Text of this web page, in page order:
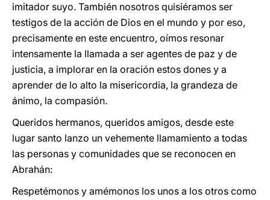
imitador suyo. También nosotros quisiéramos ser
testigos de la acción de Dios en el mundo y por eso,
precisamente en este encuentro, oímos resonar
intensamente la llamada a ser agentes de paz y de
justicia, a implorar en la oración estos dones y a
aprender de lo alto la misericordia, la grandeza de
ánimo, la compasión.
Queridos hermanos, queridos amigos, desde este
lugar santo lanzo un vehemente llamamiento a todas
las personas y comunidades que se reconocen en
Abrahán:
Respetémonos y amémonos los unos a los otros como